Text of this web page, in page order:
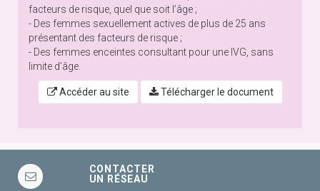
facteurs de risque, quel que soit l’âge ;
- Des femmes sexuellement actives de plus de 25 ans
présentant des facteurs de risque ;
- Des femmes enceintes consultant pour une IVG, sans
limite d’âge.
Accéder au site Télécharger le document
CONTACTER
UN RÉSEAU